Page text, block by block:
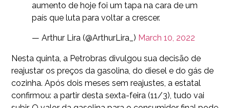
aumento de hoje foi um tapa na cara de um
país que luta para voltar a crescer.
— Arthur Lira (@ArthurLira_) March 10, 2022
Nesta quinta, a Petrobras divulgou sua decisão de
reajustar os preços da gasolina, do diesel e do gás de
cozinha. Após dois meses sem reajustes, a estatal
confirmou: a partir desta sexta-feira (11/3), tudo vai